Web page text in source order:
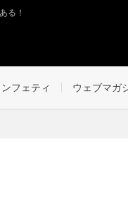
る！
フェティ ウェブマガ